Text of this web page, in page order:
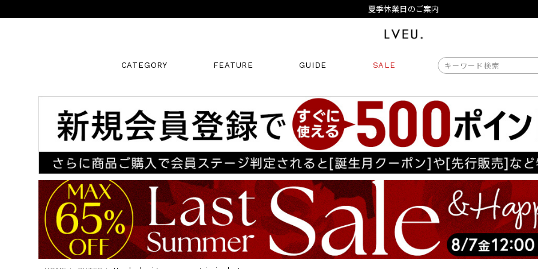
夏季休業日のご案内
10,000円以上ご購入で送料無料
夏季休業日のご案内
令和8年熊本地震の影響によるお荷物のお届けについて
CATEGORY FEATURE GUIDE SALE
商品番号
販売タイプ
新着 再入荷
SALE
商品タイプ
ORIGINAL HIT
カラー 価格（税込）